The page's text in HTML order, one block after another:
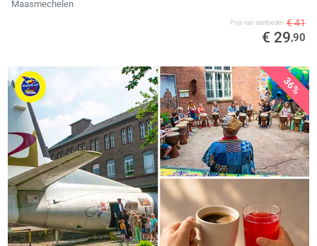
Maasmechelen
Prijs van aanbieder € 41
€ 29,90
36%